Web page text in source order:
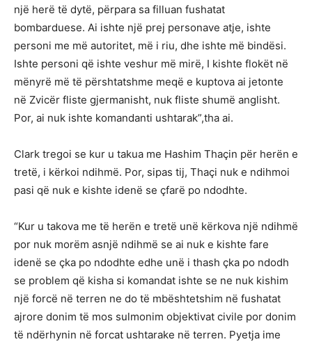
një herë të dytë, përpara sa filluan fushatat
bombarduese. Ai ishte një prej personave atje, ishte
personi me më autoritet, më i riu, dhe ishte më bindësi.
Ishte personi që ishte veshur më mirë, I kishte flokët në
mënyrë më të përshtatshme meqë e kuptova ai jetonte
në Zvicër fliste gjermanisht, nuk fliste shumë anglisht.
Por, ai nuk ishte komandanti ushtarak”,tha ai.
Clark tregoi se kur u takua me Hashim Thaçin për herën e
tretë, i kërkoi ndihmë. Por, sipas tij, Thaçi nuk e ndihmoi
pasi që nuk e kishte idenë se çfarë po ndodhte.
“Kur u takova me të herën e tretë unë kërkova një ndihmë
por nuk morëm asnjë ndihmë se ai nuk e kishte fare
idenë se çka po ndodhte edhe unë i thash çka po ndodh
se problem që kisha si komandat ishte se ne nuk kishim
një forcë në terren ne do të mbështetshim në fushatat
ajrore donim të mos sulmonim objektivat civile por donim
të ndërhynin në forcat ushtarake në terren. Pyetja ime